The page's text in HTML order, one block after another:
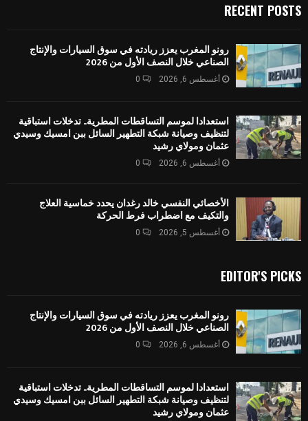
RECENT POSTS
رونو المغرب يعزز ريادته في سوق السيارات والإنتاج
الصناعي خلال النصف الأول من 2026
أغسطس 6, 2026 0
استعدادا لموسم التساقطات المطرية.. تدخلات استباقية
لتنظيف وصيانة شبكة التطهير السائل ببن امسيك وسيدي
عثمان ومولاي رشيد
أغسطس 6, 2026 0
الأخصائي النفسي خالد رغدان يحدد خماسية العلاج
والتكيف مع اضطراب فرط الحركة
أغسطس 5, 2026 0
EDITOR'S PICKS
رونو المغرب يعزز ريادته في سوق السيارات والإنتاج
الصناعي خلال النصف الأول من 2026
أغسطس 6, 2026 0
استعدادا لموسم التساقطات المطرية.. تدخلات استباقية
لتنظيف وصيانة شبكة التطهير السائل ببن امسيك وسيدي
عثمان ومولاي رشيد